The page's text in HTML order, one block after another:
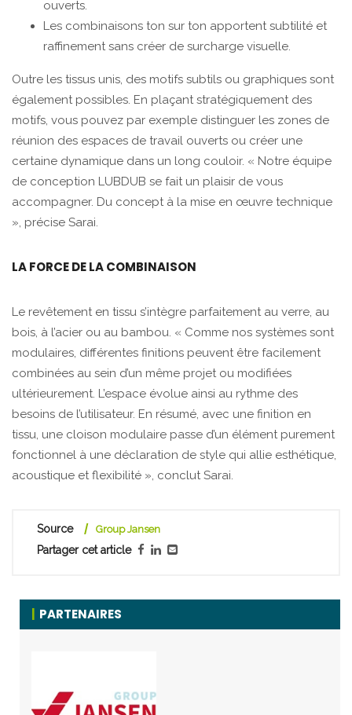
ouverts.
Les combinaisons ton sur ton apportent subtilité et
raffinement sans créer de surcharge visuelle.
Outre les tissus unis, des motifs subtils ou graphiques sont
également possibles. En plaçant stratégiquement des
motifs, vous pouvez par exemple distinguer les zones de
réunion des espaces de travail ouverts ou créer une
certaine dynamique dans un long couloir. « Notre équipe
de conception LUBDUB se fait un plaisir de vous
accompagner. Du concept à la mise en œuvre technique
», précise Sarai.
LA FORCE DE LA COMBINAISON
Le revêtement en tissu s’intègre parfaitement au verre, au
bois, à l’acier ou au bambou. « Comme nos systèmes sont
modulaires, différentes finitions peuvent être facilement
combinées au sein d’un même projet ou modifiées
ultérieurement. L’espace évolue ainsi au rythme des
besoins de l’utilisateur. En résumé, avec une finition en
tissu, une cloison modulaire passe d’un élément purement
fonctionnel à une déclaration de style qui allie esthétique,
acoustique et flexibilité », conclut Sarai.
Source Group Jansen
Partager cet article
PARTENAIRES